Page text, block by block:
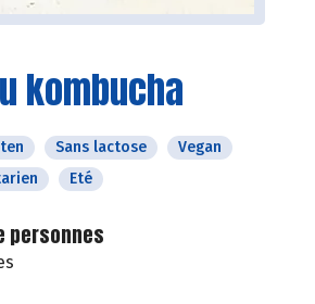
kombucha
Sans lactose
Vegan
Eté
personnes